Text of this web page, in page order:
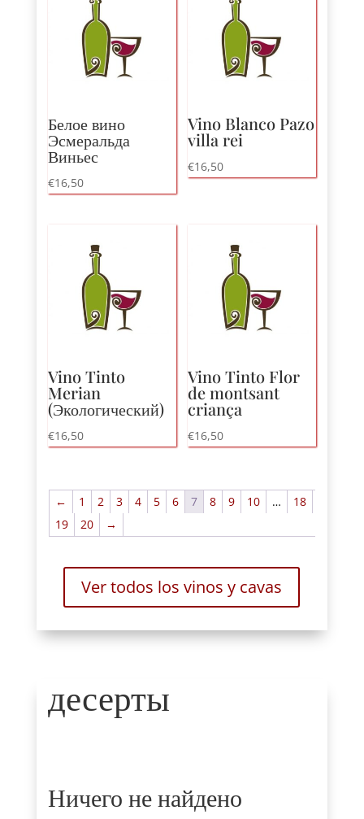
высокому
Белое вино
Эсмеральда
Виньес
€16,50
Vino Blanco Pazo
villa rei
€16,50
Vino Tinto
Merian
(Экологический)
€16,50
Vino Tinto Flor
de montsant
criança
€16,50
← 1 2 3 4 5 6 7 8 9 10 …
18
19
20 →
Ver todos los vinos y cavas
десерты
Ничего не найдено